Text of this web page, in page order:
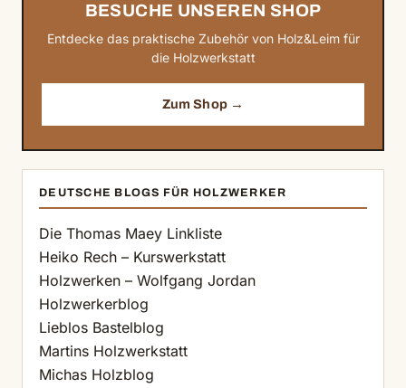
BESUCHE UNSEREN SHOP
Entdecke das praktische Zubehör von Holz&Leim für
die Holzwerkstatt
Zum Shop →
DEUTSCHE BLOGS FÜR HOLZWERKER
Die Thomas Maey Linkliste
Heiko Rech – Kurswerkstatt
Holzwerken – Wolfgang Jordan
Holzwerkerblog
Lieblos Bastelblog
Martins Holzwerkstatt
Michas Holzblog